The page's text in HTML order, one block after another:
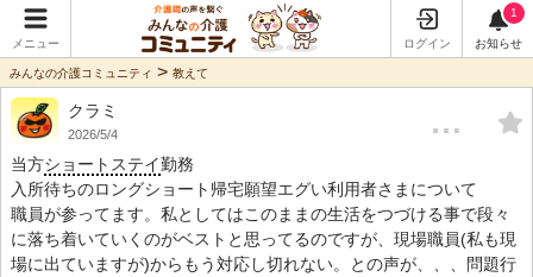
メニュー ログイン
1
お知らせ
みんなの介護コミュニティ > 教えて
クラミ
2026/5/4 …
当方ショートステイ勤務
入所待ちのロングショート帰宅願望エグい利用者さまについて
職員が参ってます。私としてはこのままの生活をつづける事で段々
に落ち着いていくのがベストと思ってるのですが、現場職員(私も現
場に出ていますが)からもう対応し切れない。との声が、、、問題行